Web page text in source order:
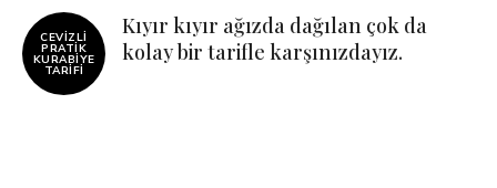
CEVIZLI
PRATIK
KURABIYE
TARIFI
Kıyır kıyır ağızda dağılan çok da
kolay bir tarifle karşınızdayız.